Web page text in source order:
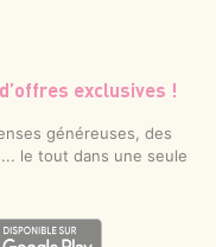
exclusives !
généreuses, des
le tout dans une seule